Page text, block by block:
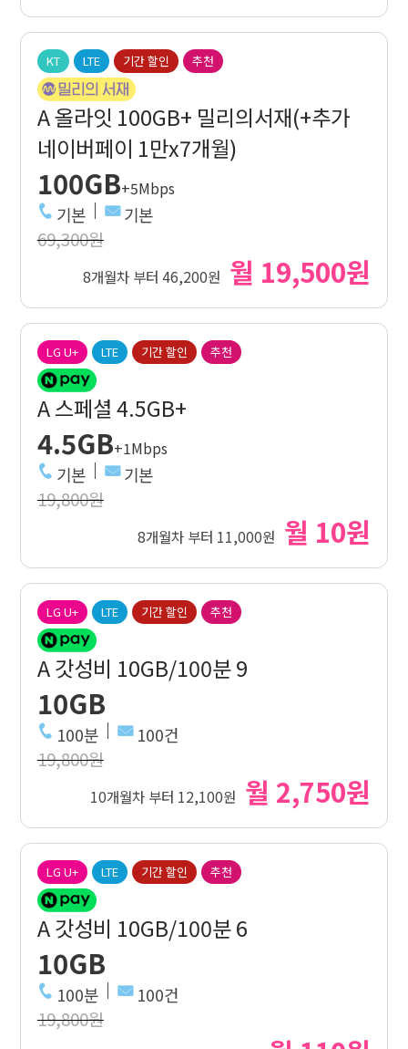
KT LTE 기간 할인 추천
A 올라잇 100GB+ 밀리의서재(+추가
네이버페이 1만x7개월)
100GB+5Mbps
기본 기본
69,300원
8개월차 부터 46,200원 월 19,500원
LG U+ LTE 기간 할인 추천
A 스페셜 4.5GB+
4.5GB+1Mbps
기본 기본
19,800원
8개월차 부터 11,000원 월 10원
LG U+ LTE 기간 할인 추천
A 갓성비 10GB/100분 9
10GB
100분 100건
19,800원
10개월차 부터 12,100원 월 2,750원
LG U+ LTE 기간 할인 추천
A 갓성비 10GB/100분 6
10GB
100분 100건
19,800원